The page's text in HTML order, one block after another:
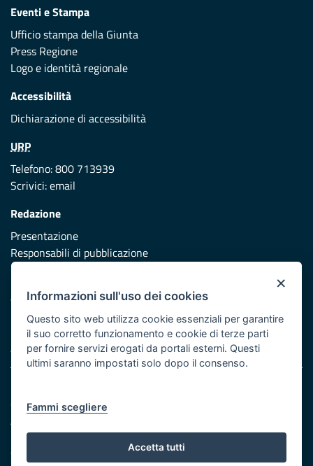
Eventi e Stampa
Ufficio stampa della Giunta
Press Regione
Logo e identità regionale
Accessibilità
Dichiarazione di accessibilità
URP
Telefono: 800 713939
Scrivici:email
Redazione
Presentazione
Responsabili di pubblicazione
Vai al sito di Protezione Civile Puglia
Iniziativa finanziata con risorse del POR Puglia 2014/2020 -
Asse XI
Cookie e privacy
Atti di notifica
Feed RSS
Servizi Intranet
×
Informazioni sull'uso dei cookies
Questo sito web utilizza cookie essenziali per garantire
il suo corretto funzionamento e cookie di terze parti
per fornire servizi erogati da portali esterni. Questi
ultimi saranno impostati solo dopo il consenso.
Fammi scegliere
Accetta tutti